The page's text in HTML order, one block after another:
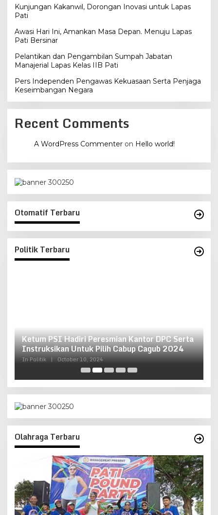
Kunjungan Kakanwil, Dorongan Inovasi untuk Lapas
Pati
Awasi Hari Ini, Amankan Masa Depan. Menuju Lapas
Pati Bersinar
Pelantikan dan Pengambilan Sumpah Jabatan
Manajerial Lapas Kelas IIB Pati
Pers Independen Pengawas Kekuasaan Serta Penjaga
Keseimbangan Negara
Recent Comments
A WordPress Commenter on Hello world!
Otomatif Terbaru
Politik Terbaru
Ketum PSI Hadiri Peresmian Kantor DPC Serta
Instruksikan Untuk Pilih Cabup Cagub 2024
In Politik | October 10, 2024
Olahraga Terbaru